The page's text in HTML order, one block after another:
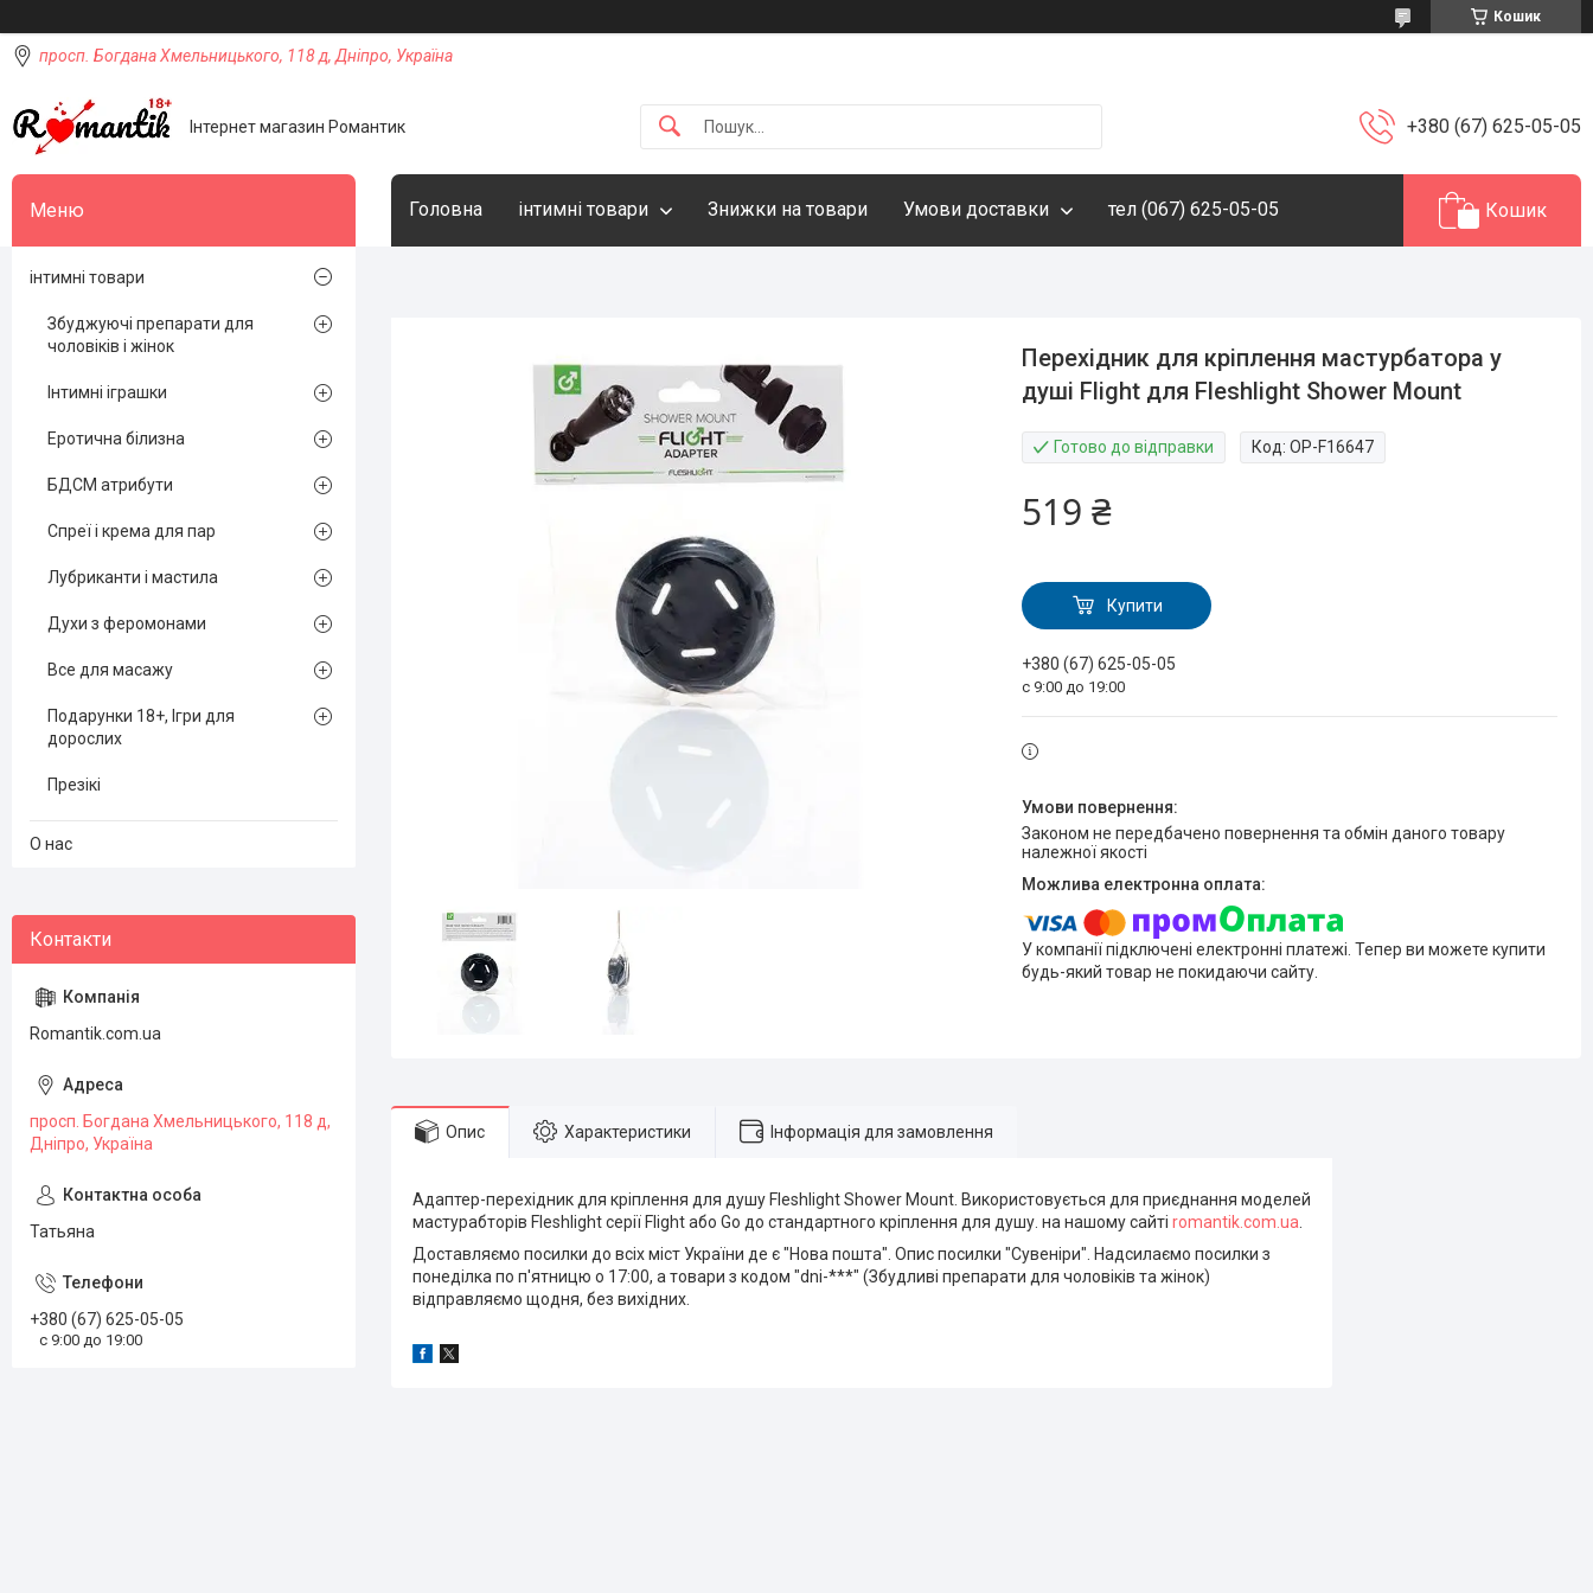
Кошик
просп. Богдана Хмельницького, 118 д, Дніпро, Україна
Інтернет магазин Романтик +380 (67) 625-05-05
Головна інтимні товари Знижки на товари Умови доставки тел (067) 625-05-05 Кошик
Перехідник для кріплення мастурбатора у
душі Flight для Fleshlight Shower Mount
Готово до відправки Код:OP-F16647
519 ₴
Купити
+380 (67) 625-05-05
с 9:00 до 19:00
Законом не передбачено повернення та обмін даного товару
належної якості
У компанії підключені електронні платежі. Тепер ви можете купити
будь-який товар не покидаючи сайту.
Опис Характеристики Інформація для замовлення
Адаптер-перехідник для кріплення для душу Fleshlight Shower Mount. Використовується для приєднання моделей
мастурабторів Fleshlight серії Flight або Go до стандартного кріплення для душу. на нашому сайті romantik.com.ua
Доставляємо посилки до всіх міст України де є "Нова пошта". Опис посилки "Сувеніри". Надсилаємо посилки з
понеділка по п'ятницю о 17:00, а товари з кодом "dni-***" (Збудливі препарати для чоловіків та жінок)
відправляємо щодня, без вихідних.
інтимні товари
Збуджуючі препарати для
чоловіків і жінок
Інтимні іграшки
Еротична білизна
БДСМ атрибути
Спреї і крема для пар
Лубриканти і мастила
Духи з феромонами
Все для масажу
Подарунки 18+, Ігри для
дорослих
Презікі
О нас
Romantik.com.ua
просп. Богдана Хмельницького, 118 д,
Дніпро, Україна
Татьяна
+380 (67) 625-05-05
с 9:00 до 19:00